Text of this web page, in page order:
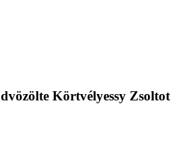
Körtvélyessy Zsoltot